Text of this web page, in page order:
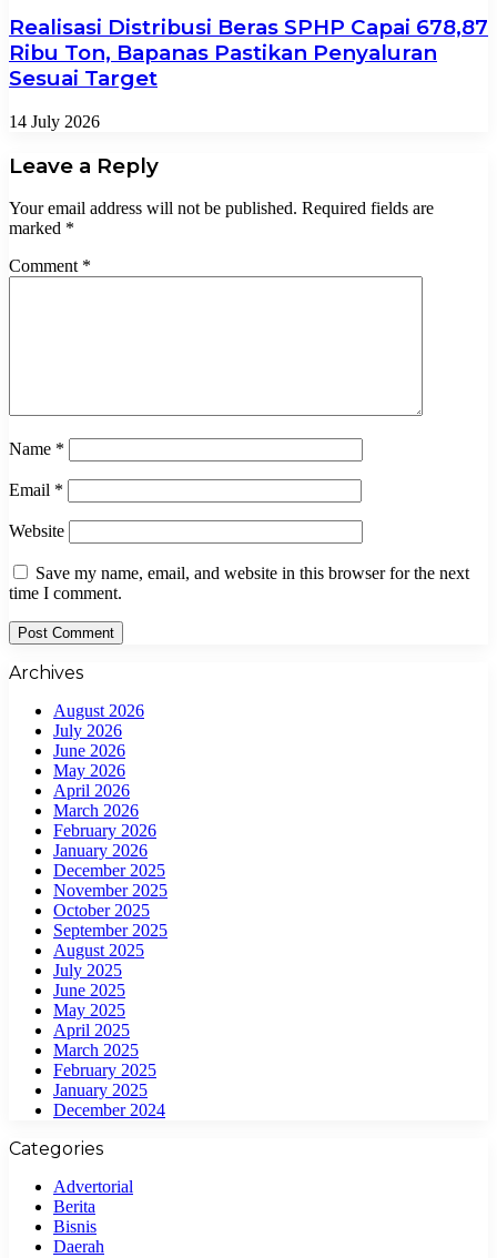
Realisasi Distribusi Beras SPHP Capai 678,87
Ribu Ton, Bapanas Pastikan Penyaluran
Sesuai Target
14 July 2026
Leave a Reply
Your email address will not be published. Required fields are
marked *
Comment *
Name *
Email *
Website
Save my name, email, and website in this browser for the next
time I comment.
Archives
August 2026
July 2026
June 2026
May 2026
April 2026
March 2026
February 2026
January 2026
December 2025
November 2025
October 2025
September 2025
August 2025
July 2025
June 2025
May 2025
April 2025
March 2025
February 2025
January 2025
December 2024
Categories
Advertorial
Berita
Bisnis
Daerah